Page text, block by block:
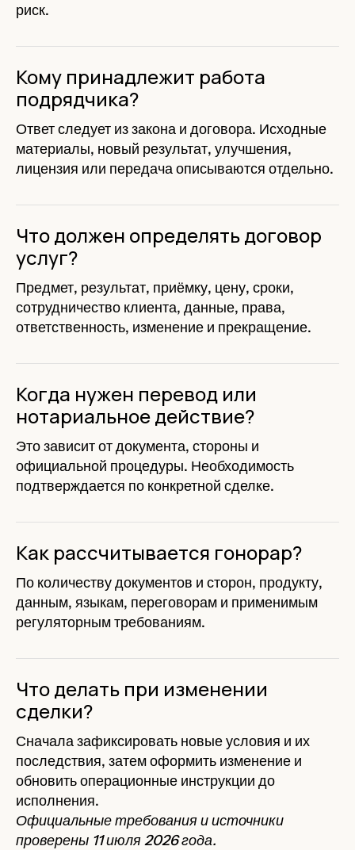
риск.
Кому принадлежит работа
подрядчика?
Ответ следует из закона и договора. Исходные
материалы, новый результат, улучшения,
лицензия или передача описываются отдельно.
Что должен определять договор
услуг?
Предмет, результат, приёмку, цену, сроки,
сотрудничество клиента, данные, права,
ответственность, изменение и прекращение.
Когда нужен перевод или
нотариальное действие?
Это зависит от документа, стороны и
официальной процедуры. Необходимость
подтверждается по конкретной сделке.
Как рассчитывается гонорар?
По количеству документов и сторон, продукту,
данным, языкам, переговорам и применимым
регуляторным требованиям.
Что делать при изменении
сделки?
Сначала зафиксировать новые условия и их
последствия, затем оформить изменение и
обновить операционные инструкции до
исполнения.
Официальные требования и источники
проверены 11 июля 2026 года.